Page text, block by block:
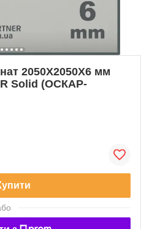
2050Х2050Х6 мм
Solid (ОСКАР-